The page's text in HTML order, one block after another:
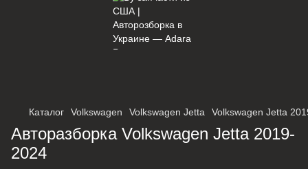
Оберіть мережу для переходу
Каталог Volkswagen Volkswagen Jetta Volkswagen Jetta
Авторазборка Volkswagen Jetta 2019-
2024